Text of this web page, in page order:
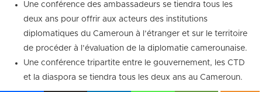
Une conférence des ambassadeurs se tiendra tous les
deux ans pour offrir aux acteurs des institutions
diplomatiques du Cameroun à l’étranger et sur le territoire
de procéder à l’évaluation de la diplomatie camerounaise.
Une conférence tripartite entre le gouvernement, les CTD
et la diaspora se tiendra tous les deux ans au Cameroun.